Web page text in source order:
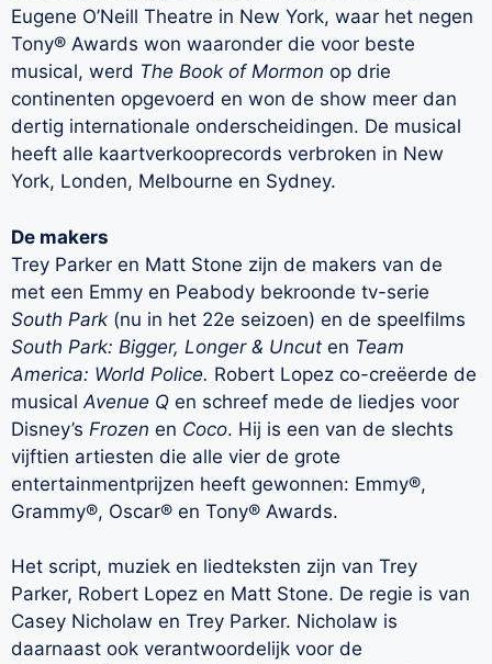
Eugene O’Neill Theatre in New York, waar het negen
Tony® Awards won waaronder die voor beste
musical, werd The Book of Mormon op drie
continenten opgevoerd en won de show meer dan
dertig internationale onderscheidingen. De musical
heeft alle kaartverkooprecords verbroken in New
York, Londen, Melbourne en Sydney.
De makers
Trey Parker en Matt Stone zijn de makers van de
met een Emmy en Peabody bekroonde tv-serie
South Park (nu in het 22e seizoen) en de speelfilms
South Park: Bigger, Longer & Uncut en Team
America: World Police. Robert Lopez co-creëerde de
musical Avenue Q en schreef mede de liedjes voor
Disney’s Frozen en Coco. Hij is een van de slechts
vijftien artiesten die alle vier de grote
entertainmentprijzen heeft gewonnen: Emmy®,
Grammy®, Oscar® en Tony® Awards.
Het script, muziek en liedteksten zijn van Trey
Parker, Robert Lopez en Matt Stone. De regie is van
Casey Nicholaw en Trey Parker. Nicholaw is
daarnaast ook verantwoordelijk voor de